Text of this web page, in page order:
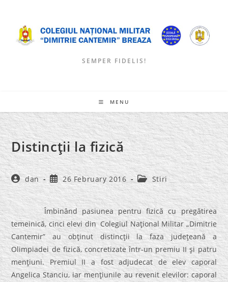
content
SEMPER FIDELIS!
MENU
Distincţii la fizică
Post
author:
dan
Post
published:
26 February 2016
Post
category:
Stiri
Îmbinând pasiunea pentru fizică cu pregătirea
temeinică, cinci elevi din Colegiul Naţional Militar „Dimitrie
Cantemir” au obţinut distincţii la faza judeţeană a
Olimpiadei de fizică, concretizate într-un premiu II şi patru
menţiuni. Premiul II a fost adjudecat de elev caporal
Angelica Stanciu, iar menţiunile au revenit elevilor: caporal